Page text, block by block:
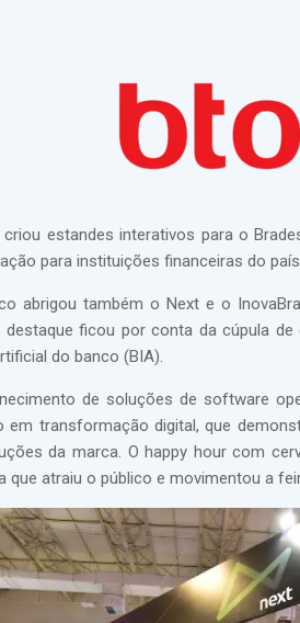
estandes interativos para o
para instituições financeiras do
abrigou também o Next e o
ficou por conta da cúpula
do banco (BIA).
de soluções de software
transformação digital, que
da marca. O happy hour com
atraiu o público e movimentou a